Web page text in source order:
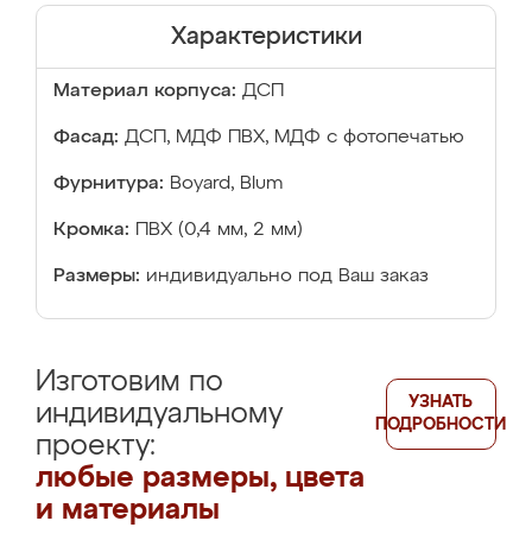
Характеристики
Материал корпуса: ДСП
Фасад: ДСП, МДФ ПВХ, МДФ с фотопечатью
Фурнитура: Boyard, Blum
Кромка: ПВХ (0,4 мм, 2 мм)
Размеры: индивидуально под Ваш заказ
Изготовим по
индивидуальному
проекту:
любые размеры, цвета
и материалы
УЗНАТЬ
ПОДРОБНОСТИ